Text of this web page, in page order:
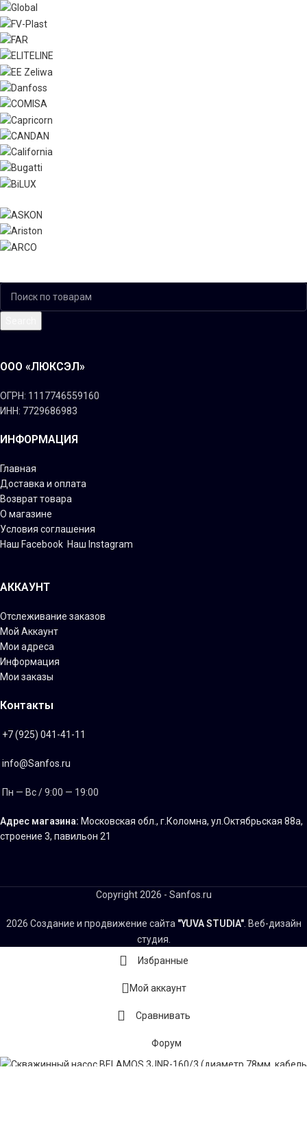
ООО «ЛЮКСЭЛ»
ОГРН: 1117746559160
ИНН: 7729686983
ИНФОРМАЦИЯ
Главная
Доставка и оплата
Возврат товара
О магазине
Условия соглашения
Наш Facebook Наш Instagram
АККАУНТ
Отслеживание заказов
Мой Аккаунт
Мои адреса
Информация
Мои заказы
Контакты
+7 (925) 041-41-11
info@Sanfos.ru
Пн — Вс / 9:00 — 19:00
Адрес магазина: Московская обл., г.Коломна, ул.Октябрьская 88а,
строение 3, павильон 21
Copyright 2026 - Sanfos.ru
2026 Создание и продвижение сайта "YUVA STUDIA". Веб-дизайн
студия.
Избранные
Мой аккаунт
Сравнивать
Форум